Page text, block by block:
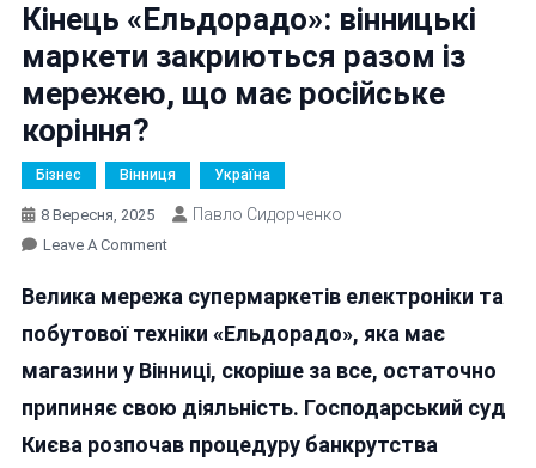
Кінець «Ельдорадо»: вінницькі
маркети закриються разом із
мережею, що має російське
коріння?
Бізнес Вінниця Україна
8 Вересня, 2025 Павло Сидорченко
Leave A CommentOn
«Ельдорадо»:
Вінницькі
Закриються
Разом
Із
Велика мережа супермаркетів електроніки та
побутової техніки «Ельдорадо», яка має
магазини у Вінниці, скоріше за все, остаточно
припиняє свою діяльність. Господарський суд
Києва розпочав процедуру банкрутства